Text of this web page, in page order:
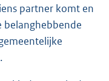
partner komt en
belanghebbende